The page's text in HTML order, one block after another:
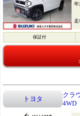
年
走
保証付
トヨタ
クラ
4WD